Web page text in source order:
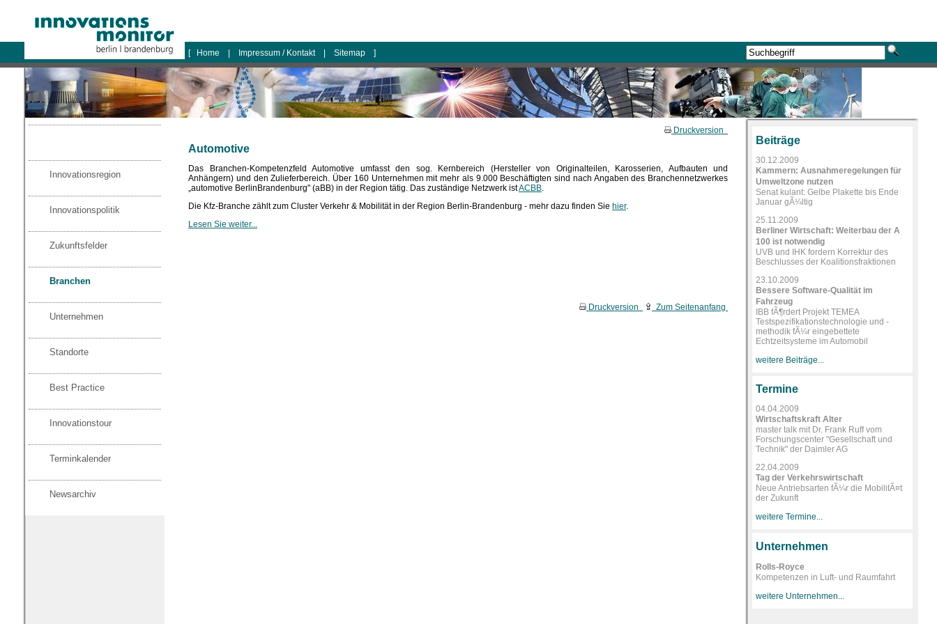
logo
[ Home Impressum / Kontakt Sitemap ]
Innovationsregion
Innovationspolitik
Zukunftsfelder
Branchen
Unternehmen
Standorte
Best Practice
Innovationstour
Terminkalender
Newsarchiv
Druckversion
Automotive
Das Branchen-Kompetenzfeld Automotive umfasst den sog. Kernbereich (Hersteller von Originalteilen, Karosserien, Aufbauten und
Anhängern) und den Zulieferbereich. Über 160 Unternehmen mit mehr als 9.000 Beschäftigten sind nach Angaben des Branchennetzwerkes
„automotive BerlinBrandenburg" (aBB) in der Region tätig. Das zuständige Netzwerk istACBB
Die Kfz-Branche zählt zum Cluster Verkehr & Mobilität in der Region Berlin-Brandenburg - mehr dazu finden Sie hier.
Lesen Sie weiter...
Druckversion Zum Seitenanfang
Beiträge
30.12.2009
Kammern: Ausnahmeregelungen für
Umweltzone nutzen
Senat kulant: Gelbe Plakette bis Ende
Januar gÃ¼ltig
25.11.2009
Berliner Wirtschaft: Weiterbau der A
100 ist notwendig
UVB und IHK fordern Korrektur des
Beschlusses der Koalitionsfraktionen
23.10.2009
Bessere Software-Qualität im
Fahrzeug
IBB fÃ¶rdert Projekt TEMEA
Testspezifikationstechnologie und -
methodik fÃ¼r eingebettete
Echtzeitsysteme im Automobil
weitere Beiträge...
Termine
04.04.2009
Wirtschaftskraft Alter
master talk mit Dr. Frank Ruff vom
Forschungscenter "Gesellschaft und
Technik" der Daimler AG
22.04.2009
Tag der Verkehrswirtschaft
Neue Antriebsarten fÃ¼r die MobilitÃ¤t
der Zukunft
weitere Termine...
Unternehmen
Rolls-Royce
Kompetenzen in Luft- und Raumfahrt
weitere Unternehmen...